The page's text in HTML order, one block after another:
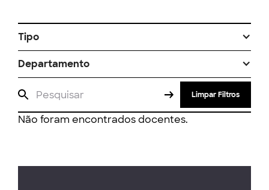
Tipo
Departamento
Limpar Filtros
Não foram encontrados docentes.